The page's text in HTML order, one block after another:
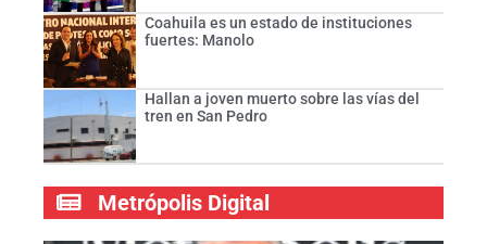
Coahuila es un estado de instituciones
fuertes: Manolo
Hallan a joven muerto sobre las vías del
tren en San Pedro
Metrópolis Digital